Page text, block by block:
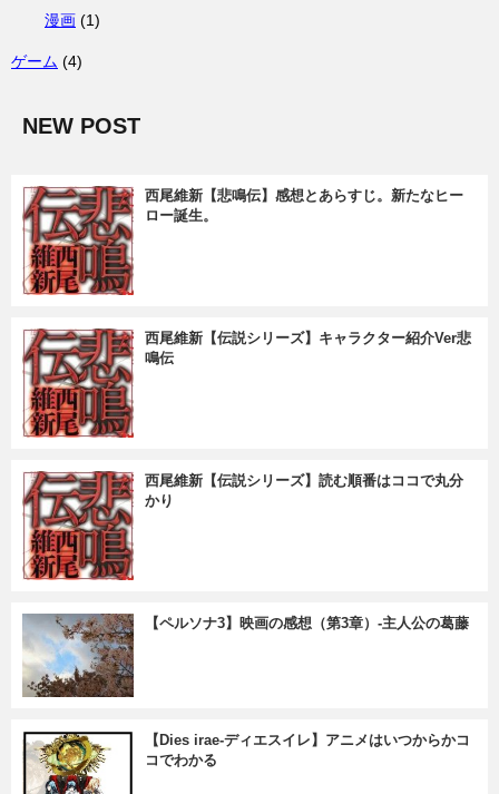
漫画 (1)
ゲーム (4)
NEW POST
西尾維新【悲鳴伝】感想とあらすじ。新たなヒー
ロー誕生。
西尾維新【伝説シリーズ】キャラクター紹介Ver悲
鳴伝
西尾維新【伝説シリーズ】読む順番はココで丸分
かり
【ペルソナ3】映画の感想（第3章）-主人公の葛藤
【Dies irae-ディエスイレ】アニメはいつからかコ
コでわかる